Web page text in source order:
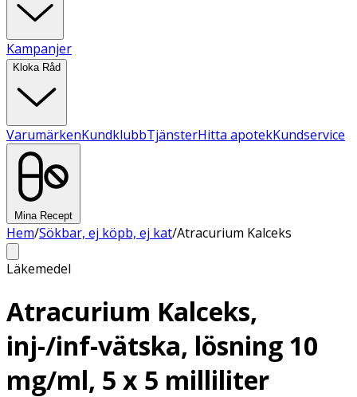
Kampanjer
Kloka Råd
VarumärkenKundklubbTjänsterHitta apotekKundservice
Mina Recept
Hem/Sökbar, ej köpb, ej kat/Atracurium Kalceks
Läkemedel
Atracurium Kalceks,
inj-/inf-vätska, lösning 10
mg/ml, 5 x 5 milliliter